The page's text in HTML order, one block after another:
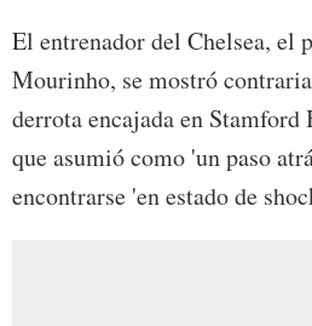
El entrenador del Chelsea, el
Mourinho, se mostró
derrota encajada en
que asumió como 'un paso
encontrarse 'en estado de